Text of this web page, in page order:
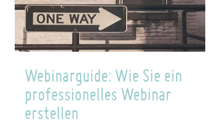
Szenarien
für
garantierten
Erfolg.
Webinarguide: Wie Sie ein
professionelles Webinar
erstellen